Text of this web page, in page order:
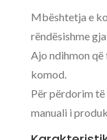
Mbështetja e
rëndësishme
Ajo ndihmon që
komod.
Për përdorim
manuali i